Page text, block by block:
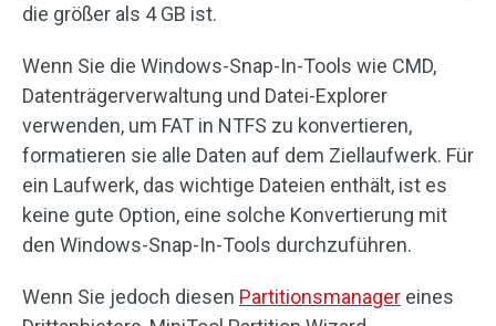
die größer als 4 GB ist.
Wenn Sie die Windows-Snap-In-Tools wie CMD,
Datenträgerverwaltung und Datei-Explorer
verwenden, um FAT in NTFS zu konvertieren,
formatieren sie alle Daten auf dem Ziellaufwerk. Für
ein Laufwerk, das wichtige Dateien enthält, ist es
keine gute Option, eine solche Konvertierung mit
den Windows-Snap-In-Tools durchzuführen.
Wenn Sie jedoch diesen Partitionsmanager eines